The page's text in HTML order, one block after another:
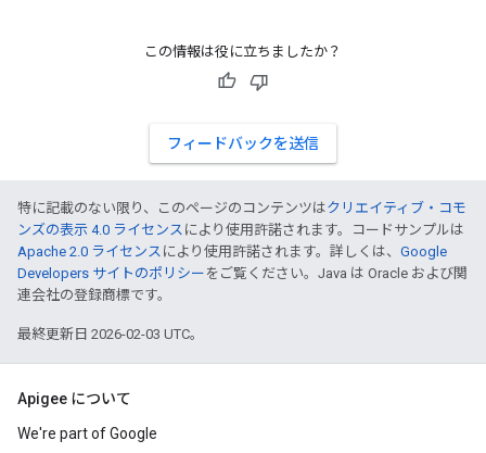
この情報は役に立ちましたか？
フィードバックを送信
特に記載のない限り、このページのコンテンツはクリエイティブ・コモ
ンズの表示 4.0 ライセンス により使用許諾されます。コードサンプルは
Apache 2.0 ライセンス により使用許諾されます。詳しくは、 Google
Developers サイトのポリシー をご覧ください。Java は Oracle および関
連会社の登録商標です。
最終更新日 2026-02-03 UTC。
Apigee について
We're part of Google